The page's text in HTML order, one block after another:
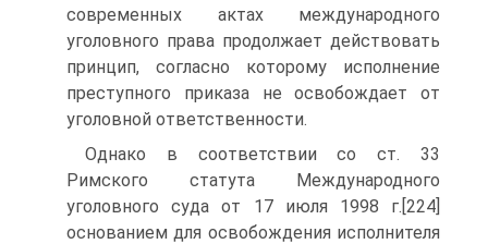
современных актах международного
уголовного права продолжает действовать
принцип, согласно которому исполнение
преступного приказа не освобождает от
уголовной ответственности.
Однако в соответствии со ст. 33
Римского статута Международного
уголовного суда от 17 июля 1998 г.[224]
основанием для освобождения исполнителя